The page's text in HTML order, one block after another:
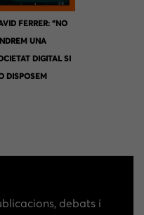
FERRER: “NO
UNA
DIGITAL SI
DISPOSEM
debats i